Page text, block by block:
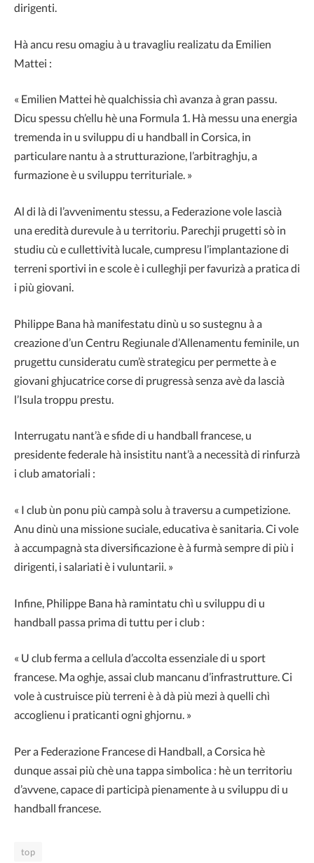
dirigenti.
Hà ancu resu omagiu à u travagliu realizatu da Emilien
Mattei :
« Emilien Mattei hè qualchissia chì avanza à gran passu.
Dicu spessu ch’ellu hè una Formula 1. Hà messu una energia
tremenda in u sviluppu di u handball in Corsica, in
particulare nantu à a strutturazione, l’arbitraghju, a
furmazione è u sviluppu territuriale. »
Al di là di l’avvenimentu stessu, a Federazione vole lascià
una eredità durevule à u territoriu. Parechji prugetti sò in
studiu cù e cullettività lucale, cumpresu l’implantazione di
terreni sportivi in e scole è i culleghji per favurizà a pratica di
i più giovani.
Philippe Bana hà manifestatu dinù u so sustegnu à a
creazione d’un Centru Regiunale d’Allenamentu feminile, un
prugettu cunsideratu cum’è strategicu per permette à e
giovani ghjucatrice corse di prugressà senza avè da lascià
l’Isula troppu prestu.
Interrugatu nant’à e sfide di u handball francese, u
presidente federale hà insistitu nant’à a necessità di rinfurzà
i club amatoriali :
« I club ùn ponu più campà solu à traversu a cumpetizione.
Anu dinù una missione suciale, educativa è sanitaria. Ci vole
à accumpagnà sta diversificazione è à furmà sempre di più i
dirigenti, i salariati è i vuluntarii. »
Infine, Philippe Bana hà ramintatu chì u sviluppu di u
handball passa prima di tuttu per i club :
« U club ferma a cellula d’accolta essenziale di u sport
francese. Ma oghje, assai club mancanu d’infrastrutture. Ci
vole à custruisce più terreni è à dà più mezi à quelli chì
accoglienu i praticanti ogni ghjornu. »
Per a Federazione Francese di Handball, a Corsica hè
dunque assai più chè una tappa simbolica : hè un territoriu
d’avvene, capace di participà pienamente à u sviluppu di u
handball francese.
top